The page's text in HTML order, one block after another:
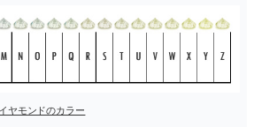
ヤモンドのカラー